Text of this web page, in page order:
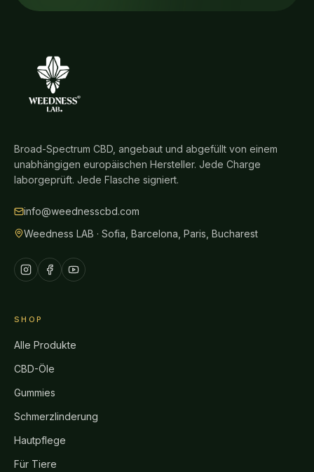
Broad-Spectrum CBD, angebaut und abgefüllt von einem
unabhängigen europäischen Hersteller. Jede Charge
laborgeprüft. Jede Flasche signiert.
info@weednesscbd.com
Weedness LAB · Sofia, Barcelona, Paris, Bucharest
SHOP
Alle Produkte
CBD-Öle
Gummies
Schmerzlinderung
Hautpflege
Für Tiere